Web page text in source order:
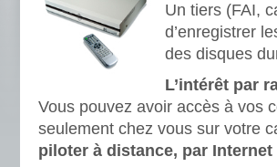
Un tiers (FAI,
d’enregistrer
des disques
L’intérêt par
Vous pouvez avoir accès à vos
seulement chez vous sur votre
piloter à distance, par